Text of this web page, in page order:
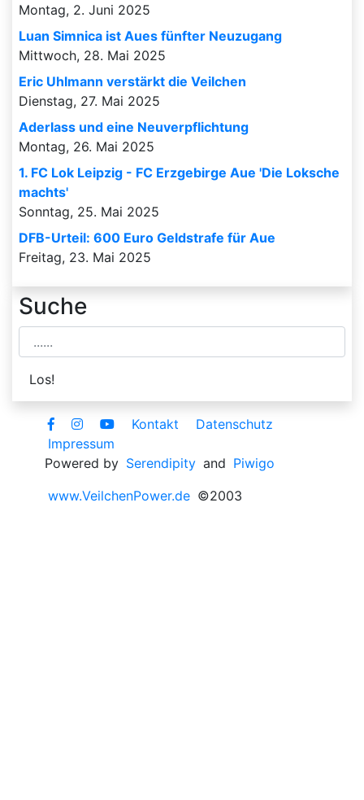
Montag, 2. Juni 2025
Luan Simnica ist Aues fünfter Neuzugang
Mittwoch, 28. Mai 2025
Eric Uhlmann verstärkt die Veilchen
Dienstag, 27. Mai 2025
Aderlass und eine Neuverpflichtung
Montag, 26. Mai 2025
1. FC Lok Leipzig - FC Erzgebirge Aue 'Die Loksche
machts'
Sonntag, 25. Mai 2025
DFB-Urteil: 600 Euro Geldstrafe für Aue
Freitag, 23. Mai 2025
Suche
Kontakt
Datenschutz
Impressum
Powered by Serendipity and Piwigo
www.VeilchenPower.de ©2003